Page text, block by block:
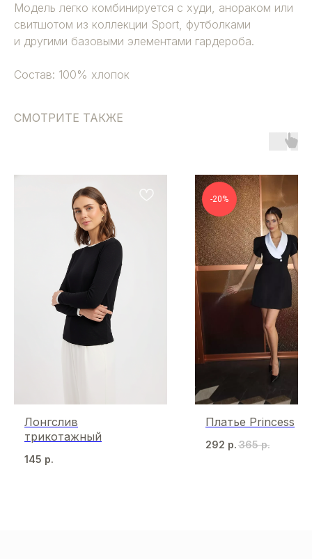
Модель легко комбинируется с худи, анораком или
свитшотом из коллекции Sport, футболками
и другими базовыми элементами гардероба.
Состав: 100% хлопок
СМОТРИТЕ ТАКЖЕ
Лонгслив
трикотажный
145 р.
-20%
Платье Princess
292 р. 365 р.